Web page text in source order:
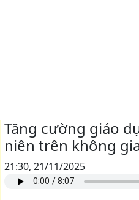
Tăng cường giáo
niên trên không
21:30, 21/11/2025